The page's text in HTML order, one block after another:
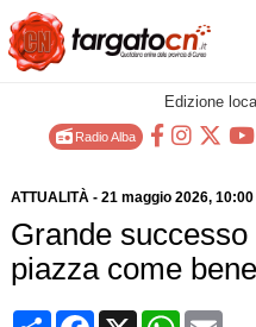
Edizione
Radio Alba
ATTUALITÀ- 21 maggio 2026, 10:00
Grande successo
piazza come
CondividiFacebook
X